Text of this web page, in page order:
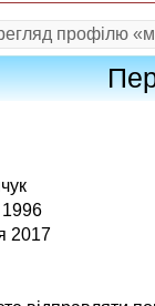
профілю
1996
2017